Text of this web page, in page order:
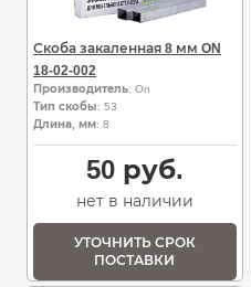
Скоба закаленная 8 мм ON
18-02-002
Производитель: On
Тип скобы: 53
Длина, мм: 8
50руб.
нет в наличии
УТОЧНИТЬ СРОК
ПОСТАВКИ